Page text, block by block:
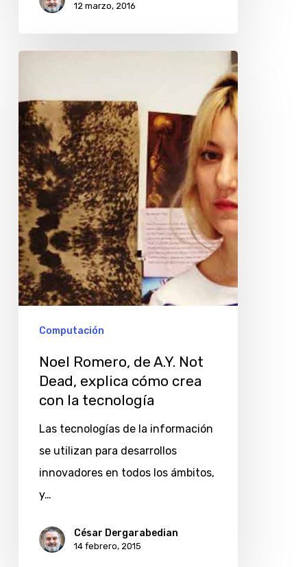
12 marzo, 2016
de
A.Y.
Not
Dead,
explica
cómo
crea
con
la
tecnología
Computación
Noel Romero, de A.Y. Not
Dead, explica cómo crea
con la tecnología
Las tecnologías de la información
se utilizan para desarrollos
innovadores en todos los ámbitos,
y…
César Dergarabedian
14 febrero, 2015